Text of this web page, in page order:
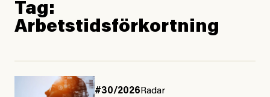
Tag:
Arbetstidsförkortning
#30/2026 Radar